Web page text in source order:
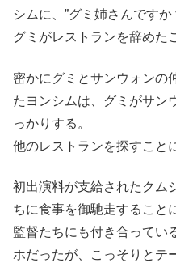
シムに、”グミ姉さんですか
グミがレストランを辞めた
密かにグミとサンウォンの
たヨンシムは、グミがサン
っかりする。
他のレストランを探すこと
初出演料が支給されたクム
ちに食事を御馳走すること
監督たちにも付き合ってい
ホだったが、こっそりとテ